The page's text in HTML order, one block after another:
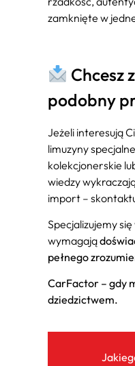
zamknięte w
Chcesz
podobny
Jeżeli interesują
limuzyny
kolekcjonerskie
wiedzy
import –
Specjalizujemy
wymagają
pełnego
CarFactor – gdy
dziedzictwem.